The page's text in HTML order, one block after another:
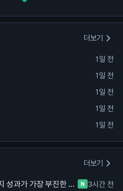
더보기
1일 전
1일 전
1일 전
1일 전
1일 전
더보기
크립토는 2025년 1월부터 따지면 지금까지 성과가 가장 부진한 자산군이다. N 3시간 전